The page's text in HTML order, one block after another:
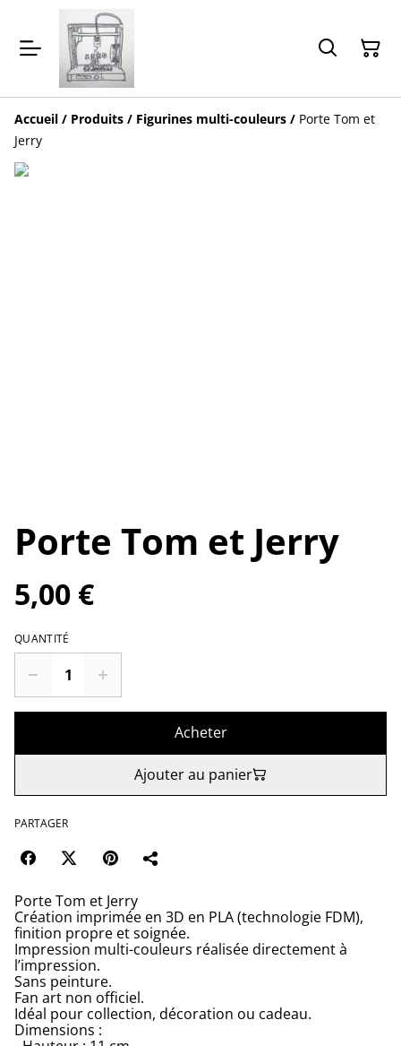
Accueil / Produits / Figurines multi-couleurs / Porte Tom et
Jerry
Porte Tom et Jerry
5,00 €
QUANTITÉ
Acheter
Ajouter au panier
PARTAGER
Porte Tom et Jerry
Création imprimée en 3D en PLA (technologie FDM),
finition propre et soignée.
Impression multi-couleurs réalisée directement à
l’impression.
Sans peinture.
Fan art non officiel.
Idéal pour collection, décoration ou cadeau.
Dimensions :